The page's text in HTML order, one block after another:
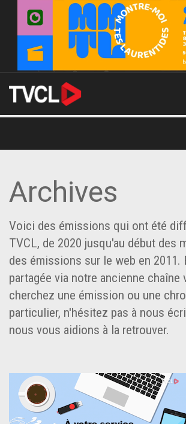
Archives
Voici des émissions qui ont été
TVCL, de 2020 jusqu'au début des
des émissions sur le web en 2011.
partagée via notre ancienne chaîne
cherchez une émission ou une
particulier, n'hésitez pas à nous
nous vous aidions à la retrouver.